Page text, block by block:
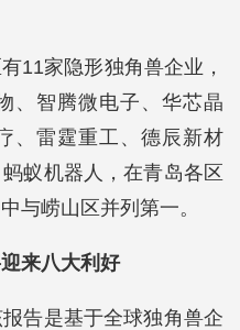
11家隐形独角兽企业，
、智腾微电子、华芯晶
、雷霆重工、德辰新材
蚁机器人，在青岛各区
与崂山区并列第一。
来八大利好
告是基于全球独角兽企